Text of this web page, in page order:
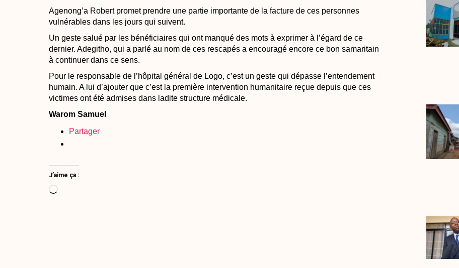
Agenong’a Robert promet prendre une partie importante de la facture de ces personnes
vulnérables dans les jours qui suivent.
Un geste salué par les bénéficiaires qui ont manqué des mots à exprimer à l’égard de ce
dernier. Adegitho, qui a parlé au nom de ces rescapés a encouragé encore ce bon samaritain
à continuer dans ce sens.
Pour le responsable de l’hôpital général de Logo, c’est un geste qui dépasse l’entendement
humain. A lui d’ajouter que c’est la première intervention humanitaire reçue depuis que ces
victimes ont été admises dans ladite structure médicale.
Warom Samuel
Partager
J’aime ça :